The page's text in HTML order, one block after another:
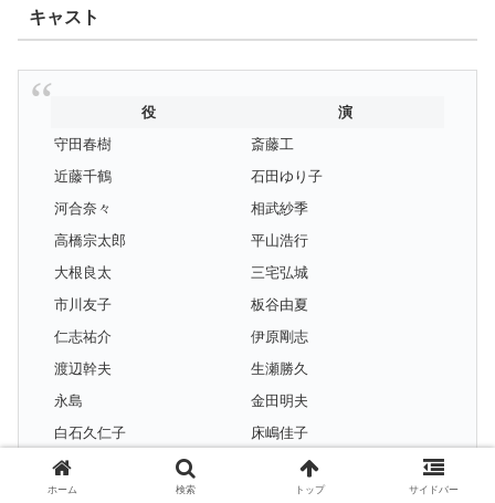
キャスト
役
演
守田春樹
斎藤工
近藤千鶴
石田ゆり子
河合奈々
相武紗季
高橋宗太郎
平山浩行
大根良太
三宅弘城
市川友子
板谷由夏
仁志祐介
伊原剛志
渡辺幹夫
生瀬勝久
永島
金田明夫
白石久仁子
床嶋佳子
市川聡
水橋研二
鈴木紀吉
六角慎司
ホーム 検索 トップ サイドバー